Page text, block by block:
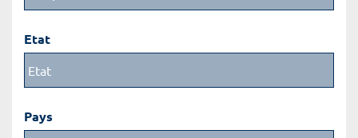
Etat
Pays